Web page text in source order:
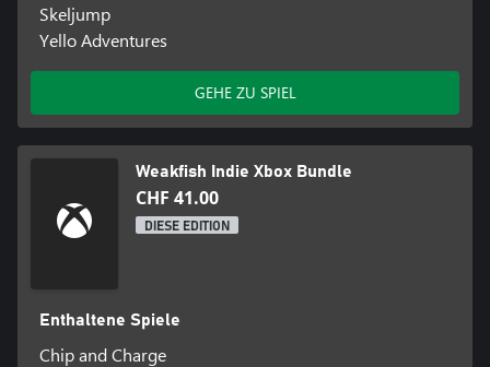
Skeljump
Yello Adventures
GEHE ZU SPIEL
Weakfish Indie Xbox Bundle
CHF 41.00
DIESE EDITION
Enthaltene Spiele
Chip and Charge